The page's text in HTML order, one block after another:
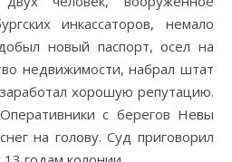
инкассаторов, немало
новый паспорт, осел на
недвижимости, набрал штат
хорошую репутацию.
с берегов Невы
на голову. Суд приговорил